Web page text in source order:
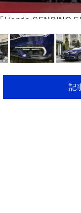
「Honda SENSING
記